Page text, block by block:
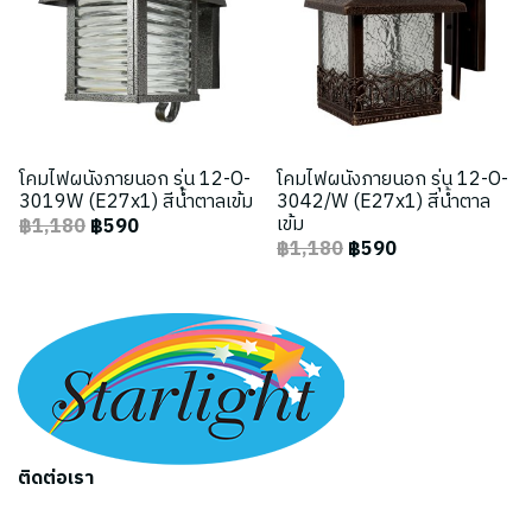
โคมไฟผนังภายนอก รุ่น 12-O-
3019W (E27x1) สีน้ำตาลเข้ม
฿1,180฿590
โคมไฟผนังภายนอก รุ่น 12-O-
3042/W (E27x1) สีน้ำตาล
เข้ม
฿1,180฿590
ติดต่อเรา